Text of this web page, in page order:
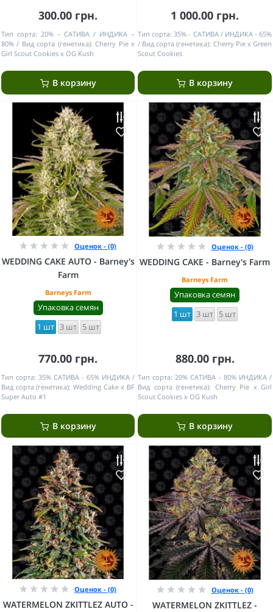
300.00 грн.
Тип сорта: 20% – САТИВА / ИНДИКА –
80%
Вид сорта (генетика): Сherry Pie x
Girl Scout Cookies x OG Kush
В корзину
1 000.00 грн.
Тип сорта: 35% - САТИВА / ИНДИКА - 65%
Вид сорта (генетика): Cherry Pie x Green
Scout Cookies
В корзину
Оценок - (0)
WEDDING CAKE AUTO - Barney's
Farm
Barneys Farm
Упаковка семян
1 шт 3 шт 5 шт
770.00 грн.
Тип сорта: 35% САТИВА - 65% ИНДИКА
Вид сорта (генетика): Wedding Cake x BF
Super Auto #1
В корзину
Оценок - (0)
WEDDING CAKE - Barney's Farm
Barneys Farm
Упаковка семян
1 шт 3 шт 5 шт
880.00 грн.
Тип сорта: 20% САТИВА - 80% ИНДИКА
Вид сорта (генетика): Cherry Pie x Girl
Scout Cookies x OG Kush
В корзину
Оценок - (0)
WATERMELON ZKITTLEZ AUTO -
Оценок - (0)
WATERMELON ZKITTLEZ -